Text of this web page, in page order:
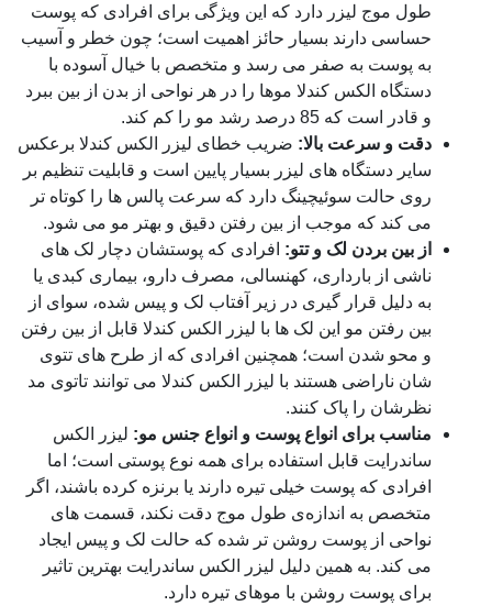
طول موج لیزر دارد که این ویژگی برای افرادی که پوست
حساسی دارند بسیار حائز اهمیت است؛ چون خطر و آسیب
به پوست به صفر می رسد و متخصص با خیال آسوده با
دستگاه الکس کندلا موها را در هر نواحی از بدن از بین ببرد
و قادر است که 85 درصد رشد مو را کم کند.
دقت و سرعت بالا: ضریب خطای لیزر الکس کندلا برعکس
سایر دستگاه های لیزر بسیار پایین است و قابلیت تنظیم بر
روی حالت سوئیچینگ دارد که سرعت پالس ها را کوتاه تر
می کند که موجب از بین رفتن دقیق و بهتر مو می شود.
از بین بردن لک و تتو: افرادی که پوستشان دچار لک های
ناشی از بارداری، کهنسالی، مصرف دارو، بیماری کبدی یا
به دلیل قرار گیری در زیر آفتاب لک و پیس شده، سوای از
بین رفتن مو این لک ها با لیزر الکس کندلا قابل از بین رفتن
و محو شدن است؛ همچنین افرادی که از طرح های تتوی
شان ناراضی هستند با لیزر الکس کندلا می توانند تاتوی مد
نظرشان را پاک کنند.
مناسب برای انواع پوست و انواع جنس مو: لیزر الکس
ساندرایت قابل استفاده برای همه نوع پوستی است؛ اما
افرادی که پوست خیلی تیره دارند یا برنزه کرده باشند، اگر
متخصص به اندازه‌ی طول موج دقت نکند، قسمت های
نواحی از پوست روشن تر شده که حالت لک و پیس ایجاد
می کند. به همین دلیل لیزر الکس ساندرایت بهترین تاثیر
برای پوست روشن با موهای تیره دارد.